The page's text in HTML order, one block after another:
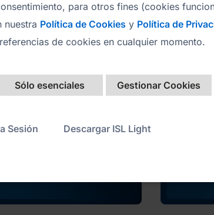
remoto ISL
(8:00)
para otros fines (cookies
nuestra Política de Cookies y Política de
de cookies en cualquier momento.
Sólo esenciales Gestionar Cookies
Sesión Descargar ISL Light